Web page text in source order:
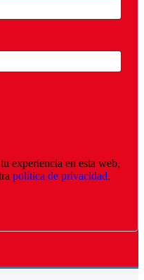
experiencia en esta web,
política de privacidad.